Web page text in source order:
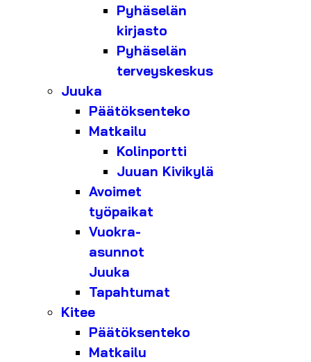
Pyhäselän
kirjasto
Pyhäselän
terveyskeskus
Juuka
Päätöksenteko
Matkailu
Kolinportti
Juuan Kivikylä
Avoimet
työpaikat
Vuokra-
asunnot
Juuka
Tapahtumat
Kitee
Päätöksenteko
Matkailu